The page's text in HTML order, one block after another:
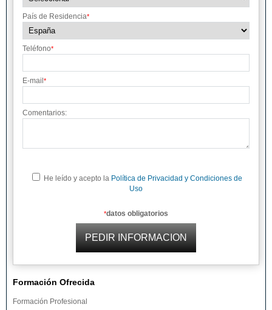
País de Residencia*
Teléfono*
E-mail *
Comentarios:
He leído y acepto la Política de Privacidad y Condiciones de
Uso
*datos obligatorios
Formación Ofrecida
Formación Profesional